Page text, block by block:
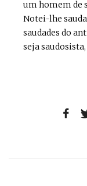
um homem de
Notei-lhe
saudades do
seja